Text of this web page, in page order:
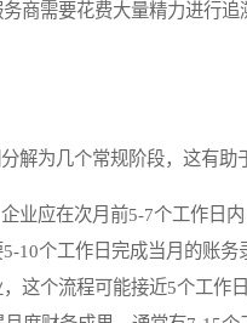
商需要花费大量精力进行
为几个常规阶段，这有助
应在次月前5-7个工作日
10个工作日完成当月的账
这个流程可能接近5个工作